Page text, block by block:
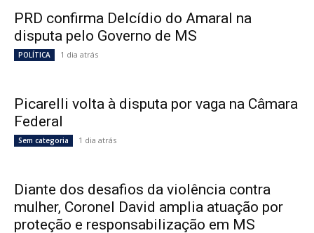
PRD confirma Delcídio do Amaral na
disputa pelo Governo de MS
POLÍTICA 1 dia atrás
Picarelli volta à disputa por vaga na Câmara
Federal
Sem categoria 1 dia atrás
Diante dos desafios da violência contra
mulher, Coronel David amplia atuação por
proteção e responsabilização em MS